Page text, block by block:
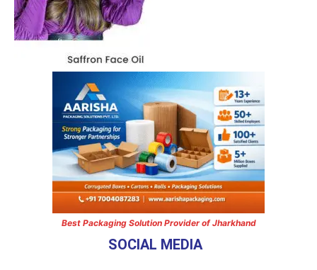
Best Packaging Solution Provider of Jharkhand
SOCIAL MEDIA